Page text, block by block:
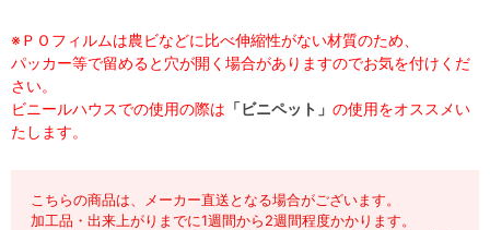
※ＰＯフィルムは農ビなどに比べ伸縮性がない材質のため、
パッカー等で留めると穴が開く場合がありますのでお気を付けくだ
さい。
ビニールハウスでの使用の際は 「ビニペット」 の使用をオススメい
たします。
こちらの商品は、メーカー直送となる場合がございます。
加工品・出来上がりまでに1週間から2週間程度かかります。